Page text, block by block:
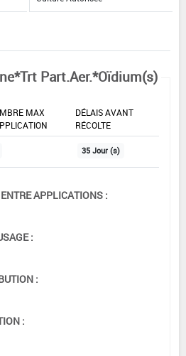
Part.Aer.*Oïdium(s)
MAX
DÉLAIS AVANT
RÉCOLTE
35 Jour (s)
APPLICATIONS :
:
:
: